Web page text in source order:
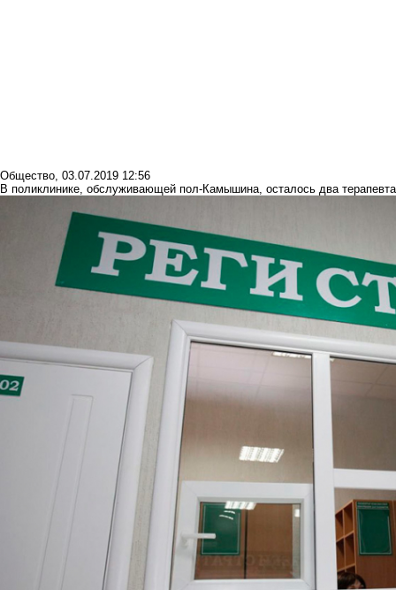
Общество, 03.07.2019 12:56
В поликлинике, обслуживающей пол-Камышина, осталось два